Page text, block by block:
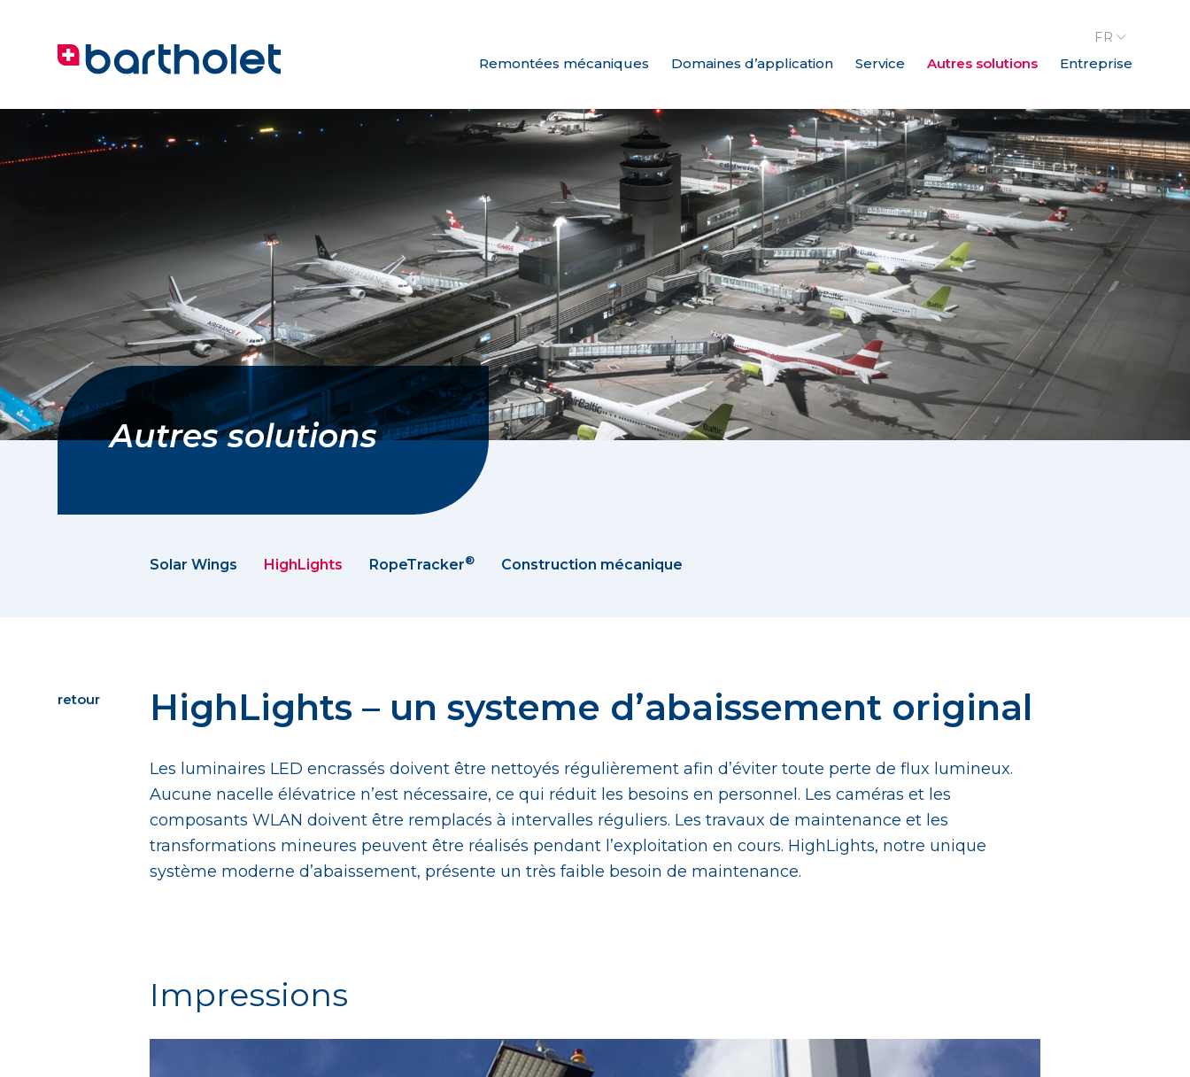
Remontées mécaniques Domaines d’application Service Autres solutions Entreprise
FR
Autres solutions
Solar Wings HighLights RopeTracker® Construction mécanique
HighLights – un systeme d’abaissement original
Les luminaires LED encrassés doivent être nettoyés régulièrement afin d’éviter toute perte de flux lumineux.
Aucune nacelle élévatrice n’est nécessaire, ce qui réduit les besoins en personnel. Les caméras et les
composants WLAN doivent être remplacés à intervalles réguliers. Les travaux de maintenance et les
transformations mineures peuvent être réalisés pendant l’exploitation en cours. HighLights, notre unique
système moderne d’abaissement, présente un très faible besoin de maintenance.
retour
Impressions